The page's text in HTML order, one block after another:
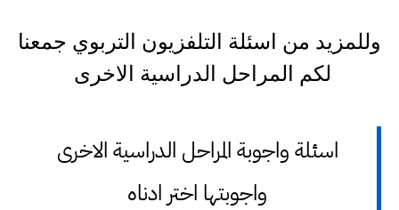
وللمزيد من اسئلة التلفزيون التربوي جمعنا
لكم المراحل الدراسية الاخرى
اسئلة واجوبة المراحل الدراسية الاخرى
واجوبتها اختر ادناه